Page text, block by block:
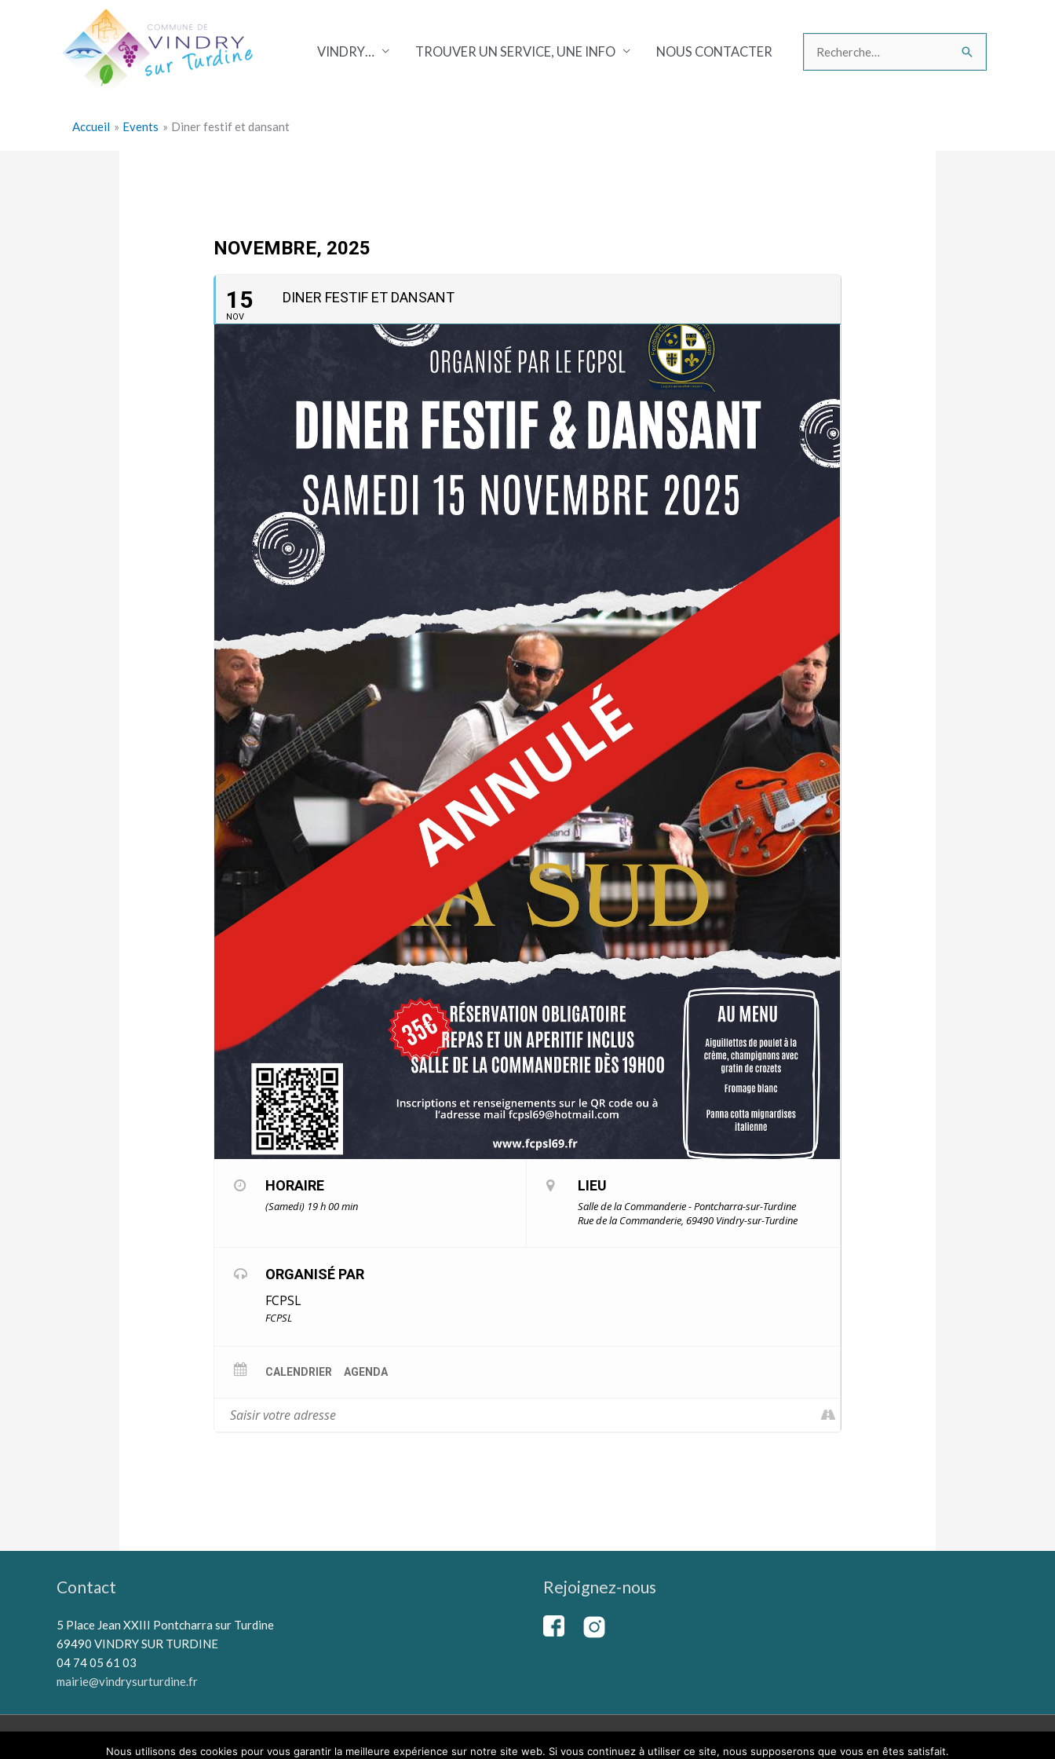
VINDRY… TROUVER UN SERVICE, UNE INFO NOUS CONTACTER Rechercher :
Accueil Events Diner festif et dansant
NOVEMBRE, 2025
15
NOV
DINER FESTIF ET DANSANT
HORAIRE
(Samedi) 19 h 00 min
LIEU
Salle de la Commanderie - Pontcharra-sur-Turdine
Rue de la Commanderie, 69490 Vindry-sur-Turdine
ORGANISÉ PAR
FCPSL
FCPSL
CALENDRIER AGENDA
Contact
5 Place Jean XXIII Pontcharra sur Turdine
69490 VINDRY SUR TURDINE
04 74 05 61 03
mairie@vindrysurturdine.fr
Rejoignez-nous
Nous utilisons des cookies pour vous garantir la meilleure expérience sur notre site web. Si vous continuez à utiliser ce site, nous supposerons que vous en êtes satisfait.